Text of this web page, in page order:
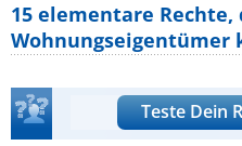
15 elementare Rechte,
Wohnungseigentümer
Teste Dein